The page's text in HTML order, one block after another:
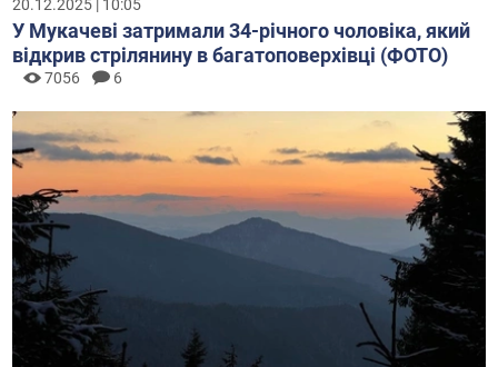
20.12.2025 | 10:05
У Мукачеві затримали 34-річного чоловіка, який
відкрив стрілянину в багатоповерхівці (ФОТО)
7056 6